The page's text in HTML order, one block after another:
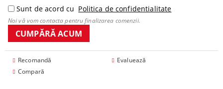
Sunt de acord cu Politica de confidentialitate
Noi vă vom contacta pentru finalizarea comenzii.
Recomandă
Evaluează
Compară